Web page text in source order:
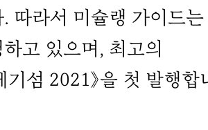
따라서 미슐랭 가이드는
고 있으며, 최고의
섬 2021》을 첫 발행합